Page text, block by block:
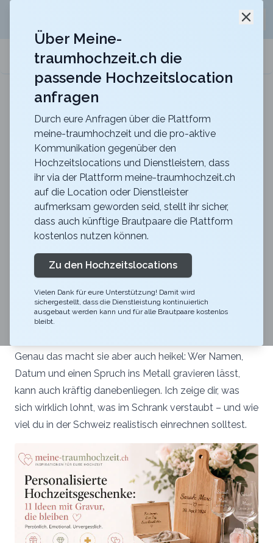
meine-traumhochzeit.ch
Maxililian
Für eine unvergessliche Feier mit einer herrlich
Personalisierte
Hochzeitsgeschenke 11
Ideen
5 MinutenLesezeit publiziertvor 2 Monaten
Die meisten Paare, die mir ein halbes Jahr nach der
Hochzeit schreiben, erinnern sich an zwei, vielleicht
drei Geschenke – und an den Rest nicht.
Personalisierte Hochzeitsgeschenkelanden fast nie in
dieser Vergessens-Schublade, weil sie an genau ein
Genau das macht sie aber auch heikel: Wer Namen,
Datum und einen Spruch ins Metall gravieren lässt,
kann auch kräftig danebenliegen. Ich zeige dir, was
sich wirklich lohnt, was im Schrank verstaubt – und wie
viel du in der Schweiz realistisch einrechnen solltest.
Über Meine-
traumhochzeit.ch die
passende Hochzeitslocation
anfragen
Durch eure Anfragen über die Plattform
meine-traumhochzeit und die pro-aktive
Kommunikation gegenüber den
Hochzeitslocations und Dienstleistern, dass
ihr via der Plattform meine-traumhochzeit.ch
auf die Location oder Dienstleister
aufmerksam geworden seid, stellt ihr sicher,
dass auch künftige Brautpaare die Plattform
kostenlos nutzen können.
Zu den Hochzeitslocations
Vielen Dank für eure Unterstützung! Damit wird
sichergestellt, dass die Dienstleistung kontinuierlich
ausgebaut werden kann und für alle Brautpaare kostenlos
bleibt.